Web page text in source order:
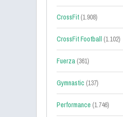
CrossFit (1.908)
CrossFit Football (1.102)
Fuerza (361)
Gymnastic (137)
Performance (1.746)